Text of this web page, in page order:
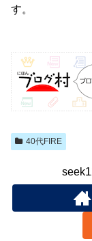
す。
40代FIRE